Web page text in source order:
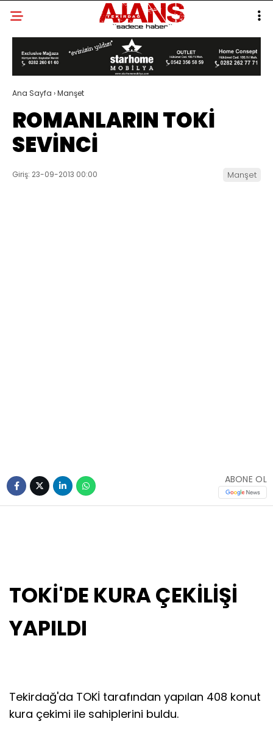
Ana Sayfa ›Manşet
ROMANLARIN TOKİ
SEVİNCİ
Giriş: 23-09-2013 00:00 Manşet
ABONE OL
TOKİ'DE KURA ÇEKİLİŞİ
YAPILDI
Tekirdağ'da TOKİ tarafından yapılan 408 konut
kura çekimi ile sahiplerini buldu.